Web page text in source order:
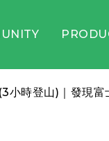
小時登山)｜發現